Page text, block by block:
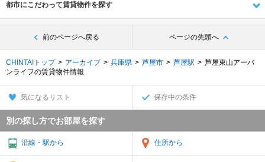
都市にこだわって賃貸物件を探す
前のページへ戻る ページの先頭へ
CHINTAIトップ アーカイブ 兵庫県 芦屋市 芦屋駅
芦屋東山アーバ
ンライフの賃貸物件情報
気になるリスト 保存中の条件
別の探し方でお部屋を探す
沿線・駅から 住所から